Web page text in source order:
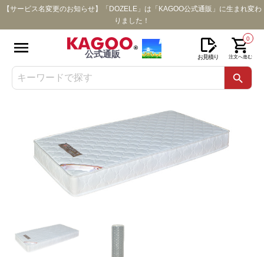
【サービス名変更のお知らせ】「DOZELE」は「KAGOO公式通販」に生まれ変わ
りました！
公式通販 お見積り
0
注文へ進む